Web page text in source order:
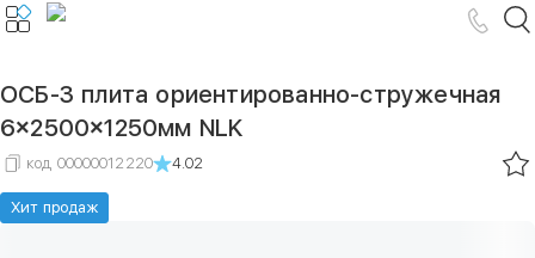
ОСБ-3 плита ориентированно-стружечная
6×2500×1250мм NLK
код 00000012220 4.02
Хит продаж